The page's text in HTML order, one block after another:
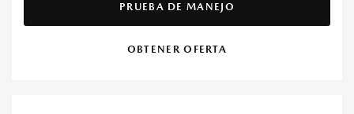
PRUEBA DE MANEJO
OBTENER OFERTA